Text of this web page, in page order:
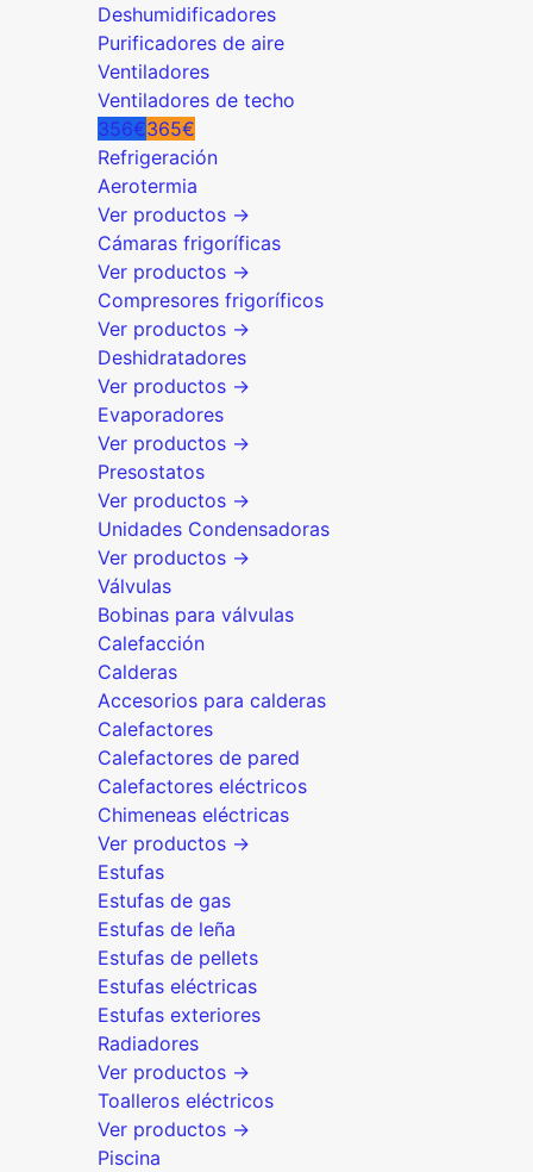
Deshumidificadores
Purificadores de aire
Ventiladores
Ventiladores de techo
356€365€
Refrigeración
Aerotermia
Ver productos →
Cámaras frigoríficas
Ver productos →
Compresores frigoríficos
Ver productos →
Deshidratadores
Ver productos →
Evaporadores
Ver productos →
Presostatos
Ver productos →
Unidades Condensadoras
Ver productos →
Válvulas
Bobinas para válvulas
Calefacción
Calderas
Accesorios para calderas
Calefactores
Calefactores de pared
Calefactores eléctricos
Chimeneas eléctricas
Ver productos →
Estufas
Estufas de gas
Estufas de leña
Estufas de pellets
Estufas eléctricas
Estufas exteriores
Radiadores
Ver productos →
Toalleros eléctricos
Ver productos →
Piscina